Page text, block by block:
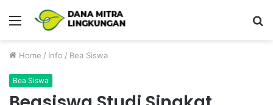
Menu
Home / Info / Bea Siswa
Bea Siswa